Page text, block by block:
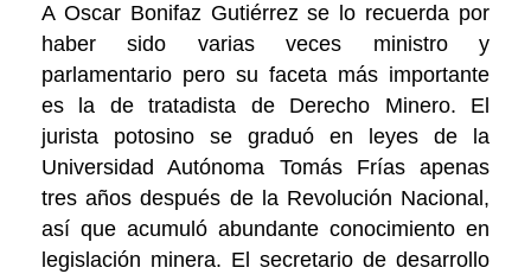
A Oscar Bonifaz Gutiérrez se lo recuerda por
haber sido varias veces ministro y
parlamentario pero su faceta más importante
es la de tratadista de Derecho Minero. El
jurista potosino se graduó en leyes de la
Universidad Autónoma Tomás Frías apenas
tres años después de la Revolución Nacional,
así que acumuló abundante conocimiento en
legislación minera. El secretario de desarrollo